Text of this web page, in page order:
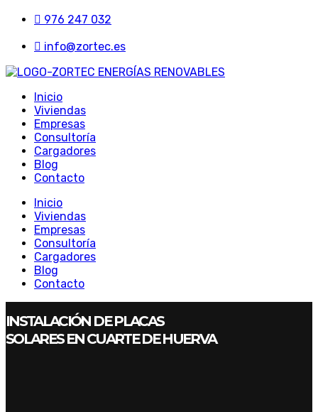
976 247 032
info@zortec.es
Inicio
Viviendas
Empresas
Consultoría
Cargadores
Blog
Contacto
Inicio
Viviendas
Empresas
Consultoría
Cargadores
Blog
Contacto
INSTALACIÓN DE PLACAS
SOLARES EN CUARTE DE HUERVA